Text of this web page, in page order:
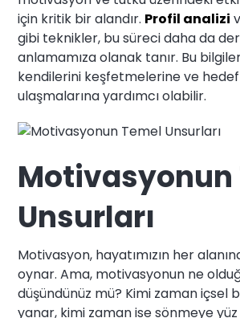
için kritik bir alandır. Profil analizi
gibi teknikler, bu süreci daha da
anlamamıza olanak tanır. Bu
kendilerini keşfetmelerine ve
ulaşmalarına yardımcı olabilir.
Motivasyonun
Unsurları
Motivasyon, hayatımızın her
oynar. Ama, motivasyonun ne
düşündünüz mü? Kimi zaman içsel
yanar, kimi zaman ise sönmeye